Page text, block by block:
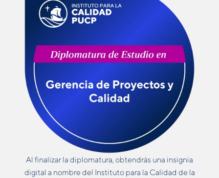
Al finalizar la diplomatura, obtendrás una insignia
digital a nombre del Instituto para la Calidad de la